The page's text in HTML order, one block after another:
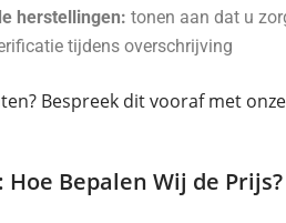
herstellingen: tonen aan dat u
tijdens overschrijving
Bespreek dit vooraf met
Bepalen Wij de Prijs?